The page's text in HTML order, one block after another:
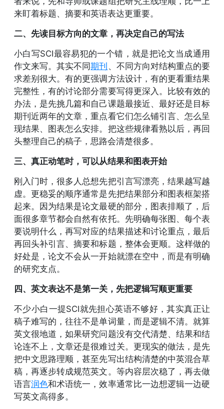
来盯着标题、摘要和英语表达更重要。
二、先读目标方向的文章，再决定自己的写法
小白写SCI最容易犯的一个错，就是把论文当成通用
作文来写。其实不同期刊 、不同方向对结构重点的要
求差别很大。有的更强调方法设计，有的更看重结果
完整性，有的讨论部分需要写得更深入。比较有效的
办法，是先挑几篇和自己课题最接近、最好还是目标
期刊近两年的文章，重点看它们怎么铺引言、怎么呈
现结果、图表怎么安排。把这些规律看熟以后，再回
头整理自己的稿子，思路会清楚很多。
三、真正动笔时，可以从结果和图表开始
刚入门时，很多人总想先把引言写漂亮，结果越写越
虚。更稳妥的顺序通常是先把结果部分和图表框架搭
起来。因为结果是论文最硬的部分，图表排顺了，后
面很多章节都会自然有依托。先明确每张图、每个表
要说明什么，再写对应的结果描述和讨论重点，最后
再回头补引言、摘要和标题，整体会更顺。这样做的
好处是，论文不会从一开始就漂在空中，而是有明确
的研究支点。
四、英文表达不是第一关，先把逻辑写顺更重要
不少小白一提SCI就先担心英语不够好，其实真正让
稿子难写的，往往不是单词量，而是逻辑不清。就算
英文很地道，如果研究问题没有交代清楚、结果和结
论连不上，文章还是很难过关。更现实的做法，是先
把中文思路理顺，甚至先写出结构清楚的中英混合草
稿，再逐步转成规范英文。等内容层次稳了，再去做
语言润色和术语统一，效率通常比一边想逻辑一边硬
写英文高得多。